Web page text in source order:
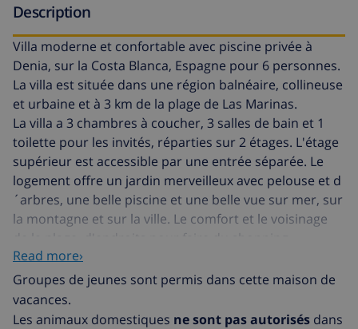
Description
Villa moderne et confortable avec piscine privée à
Denia, sur la Costa Blanca, Espagne pour 6 personnes.
La villa est située dans une région balnéaire, collineuse
et urbaine et à 3 km de la plage de Las Marinas.
La villa a 3 chambres à coucher, 3 salles de bain et 1
toilette pour les invités, réparties sur 2 étages. L'étage
supérieur est accessible par une entrée séparée. Le
logement offre un jardin merveilleux avec pelouse et d
´arbres, une belle piscine et une belle vue sur mer, sur
la montagne et sur la ville. Le comfort et le voisinage
de la plage, d'endroits pour faire du shopping,
d'activités sportives, d'endroits pour sortir,
d'attractions et de culture rendent cette villa un
logement idéal pour passer vos vacances avec votre
famille ou vos amis.
Read more›
Groupes de jeunes sont permis dans cette maison de
vacances.
Les animaux domestiques ne sont pas autorisés dans